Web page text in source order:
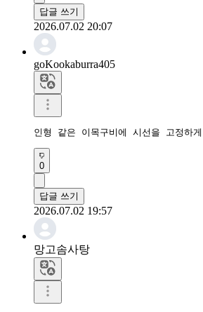
답글 쓰기
2026.07.02 20:07
goKookaburra405
인형 같은 이목구비에 시선을 고정하
0
답글 쓰기
2026.07.02 19:57
망고솜사탕